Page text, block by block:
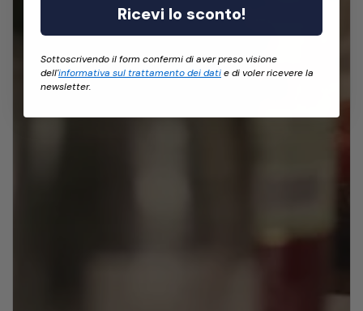
Ricevi lo sconto!
Sottoscrivendo il form confermi di aver preso visione
dell'informativa sul trattamento dei datie di voler ricevere la
newsletter.